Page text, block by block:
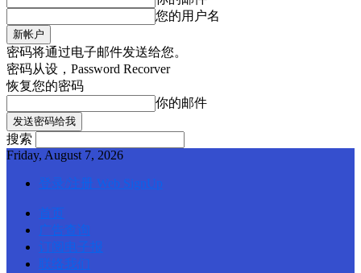
您的用户名
密码将通过电子邮件发送给您。
密码从设，Password Recorver
恢复您的密码
你的邮件
搜索
Friday, August 7, 2026
登录/注册 Web SignUp
首页
广告查询
订阅电子报
联络我们